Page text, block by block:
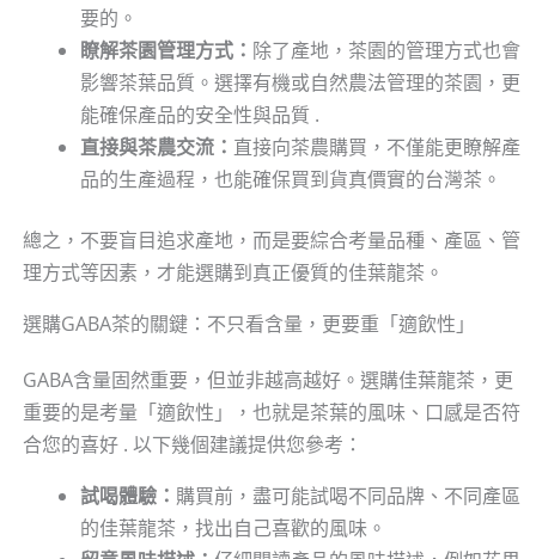
要的。
瞭解茶園管理方式： 除了產地，茶園的管理方式也會
影響茶葉品質。選擇有機或自然農法管理的茶園，更
能確保產品的安全性與品質 .
直接與茶農交流： 直接向茶農購買，不僅能更瞭解產
品的生產過程，也能確保買到貨真價實的台灣茶。
總之，不要盲目追求產地，而是要綜合考量品種、產區、管
理方式等因素，才能選購到真正優質的佳葉龍茶。
選購GABA茶的關鍵：不只看含量，更要重「適飲性」
GABA含量固然重要，但並非越高越好。選購佳葉龍茶，更
重要的是考量「適飲性」，也就是茶葉的風味、口感是否符
合您的喜好 . 以下幾個建議提供您參考：
試喝體驗： 購買前，盡可能試喝不同品牌、不同產區
的佳葉龍茶，找出自己喜歡的風味。